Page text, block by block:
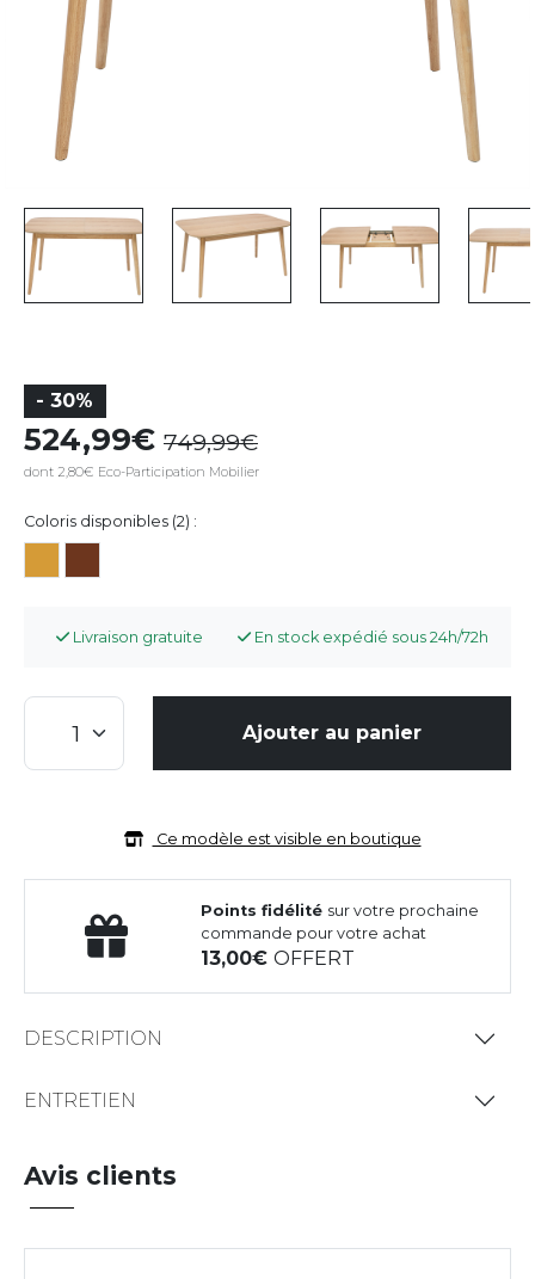
- 30%
524,99 749,99
dont 2,80€ Eco-Participation Mobilier
Coloris disponibles (2) :
Livraison gratuite En stock expédié sous 24h/72h
Ajouter au panier
Ce modèle est visible en boutique
Points fidélité sur votre prochaine
commande pour votre achat
13,00OFFERT
DESCRIPTION
ENTRETIEN
Avis clients